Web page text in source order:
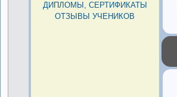
ДИПЛОМЫ, СЕРТИФИКАТЫ
ОТЗЫВЫ УЧЕНИКОВ